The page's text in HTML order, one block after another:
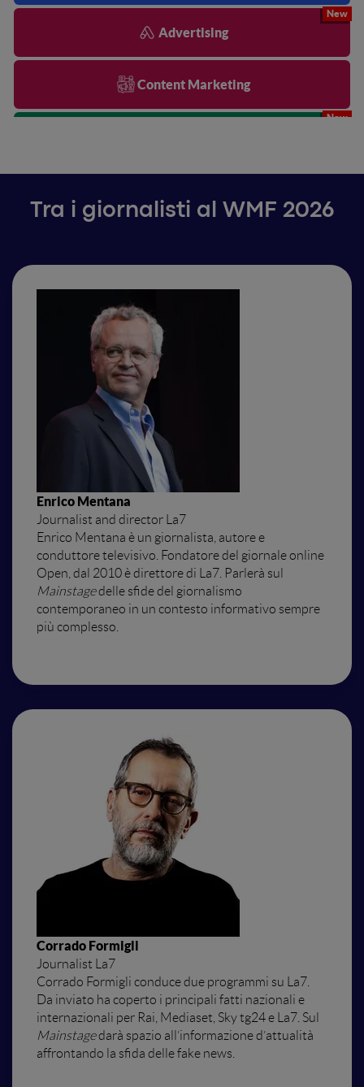
Advertising
Content Marketing
Data & Analytics
Journalism
Digital Strategy
Geopolitics
Audio & Visual Production
Tra i giornalisti al WMF 2026
Enrico Mentana
Journalist and director La7
Enrico Mentana è un giornalista, autore e
conduttore televisivo. Fondatore del giornale online
Open, dal 2010 è direttore di La7. Parlerà sul
Mainstagedelle sfide del giornalismo
contemporaneo in un contesto informativo sempre
più complesso.
Corrado Formigli
Journalist La7
Corrado Formigli conduce due programmi su La7.
Da inviato ha coperto i principali fatti nazionali e
internazionali per Rai, Mediaset, Sky tg24 e La7. Sul
Mainstagedarà spazio all’informazione d’attualità
affrontando la sfida dellefake news